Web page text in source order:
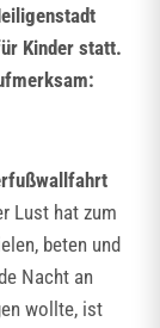
Kinder statt.
Lust hat zum
beten und
Nacht an
wollte, ist